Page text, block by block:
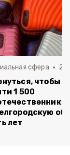
сфера 20
чтобы
1 500
лет